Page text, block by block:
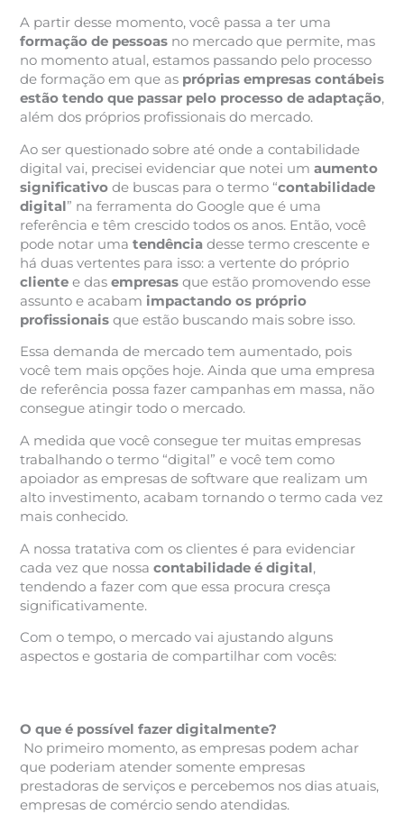
A partir desse momento, você passa a ter uma
formação de pessoasno mercado que permite, mas
no momento atual, estamos passando pelo processo
de formação em que as próprias empresas contábeis
estão tendo que passar pelo processo de adaptação,
além dos próprios profissionais do mercado.
Ao ser questionado sobre até onde a contabilidade
digital vai, precisei evidenciar que notei um aumento
significativode buscas para o termo “contabilidade
digital” na ferramenta do Google que é uma
referência e têm crescido todos os anos. Então, você
pode notar uma tendência desse termo crescente e
há duas vertentes para isso: a vertente do próprio
clientee das empresasque estão promovendo esse
assunto e acabam impactando os próprio
profissionais que estão buscando mais sobre isso.
Essa demanda de mercado tem aumentado, pois
você tem mais opções hoje. Ainda que uma empresa
de referência possa fazer campanhas em massa, não
consegue atingir todo o mercado.
A medida que você consegue ter muitas empresas
trabalhando o termo “digital” e você tem como
apoiador as empresas de software que realizam um
alto investimento, acabam tornando o termo cada vez
mais conhecido.
A nossa tratativa com os clientes é para evidenciar
cada vez que nossa contabilidade é digital,
tendendo a fazer com que essa procura cresça
significativamente.
Com o tempo, o mercado vai ajustando alguns
aspectos e gostaria de compartilhar com vocês:
O que é possível fazer digitalmente?
No primeiro momento, as empresas podem achar
que poderiam atender somente empresas
prestadoras de serviços e percebemos nos dias atuais,
empresas de comércio sendo atendidas.